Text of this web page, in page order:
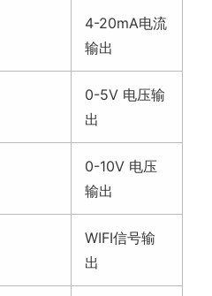
4-20mA电流
输出
0-5V 电压输
出
0-10V 电压
输出
WIFI信号输
出